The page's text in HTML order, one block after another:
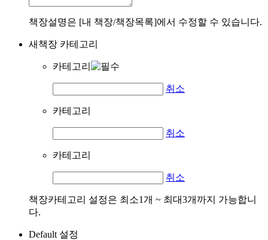
책장설명은 [내 책장/책장목록]에서 수정할 수 있습니다.
새책장 카테고리
카테고리
취소
카테고리
취소
카테고리
취소
책장카테고리 설정은 최소1개 ~ 최대3개까지 가능합니
다.
Default 설정